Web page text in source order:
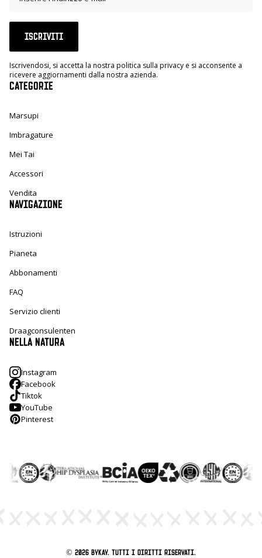
ISCRIVITI
Iscrivendosi, si accetta la nostra politica sulla privacy e si acconsente a
ricevere aggiornamenti dalla nostra azienda.
CATEGORIE
Marsupi
Imbragature
Mei Tai
Accessori
Vendita
NAVIGAZIONE
Istruzioni
Pianeta
Abbonamenti
FAQ
Servizio clienti
Draagconsulenten
NELLA NATURA
Instagram
Facebook
Tiktok
YouTube
Pinterest
© 2026 ByKay. Tutti i diritti riservati.